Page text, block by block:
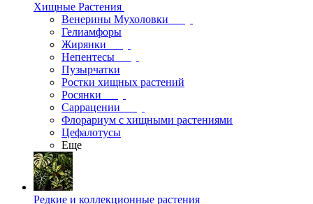
Хищные Растения
Венерины Мухоловки
Гелиамфоры
Жирянки
Непентесы
Пузырчатки
Ростки хищных растений
Росянки
Саррацении
Флорариум с хищными растениями
Цефалотусы
Еще
Редкие и коллекционные растения